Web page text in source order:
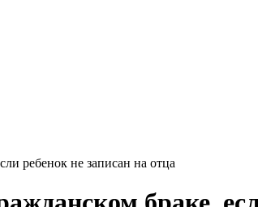
ребенок не записан на отца